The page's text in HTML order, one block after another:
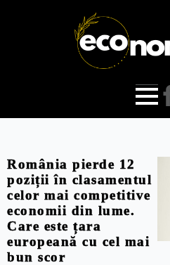
România pierde 12
poziții în clasamentul
celor mai competitive
economii din lume.
Care este țara
europeană cu cel mai
bun scor